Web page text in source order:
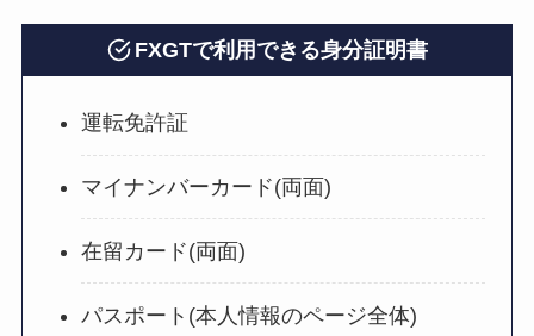
FXGTで利用できる身分証明書
運転免許証
マイナンバーカード(両面)
在留カード(両面)
パスポート(本人情報のページ全体)